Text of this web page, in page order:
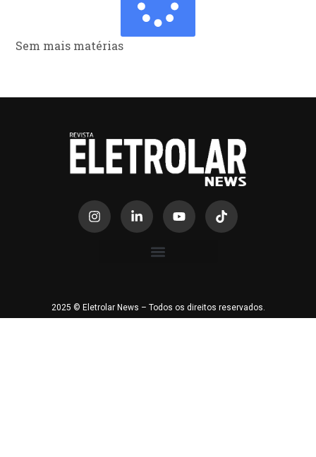
Sem mais matérias
2025 © Eletrolar News – Todos os direitos reservados.